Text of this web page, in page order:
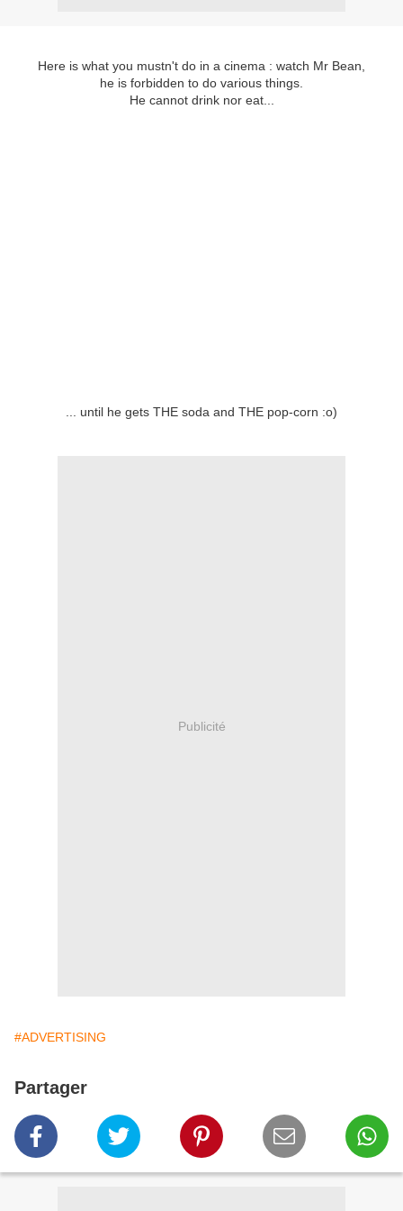
Here is what you mustn't do in a cinema : watch Mr Bean,
he is forbidden to do various things.
He cannot drink nor eat...
... until he gets THE soda and THE pop-corn :o)
Publicité
#ADVERTISING
Partager